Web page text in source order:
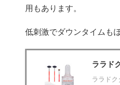
用もあります。
低刺激でダウンタイムも
ララド
ララドク